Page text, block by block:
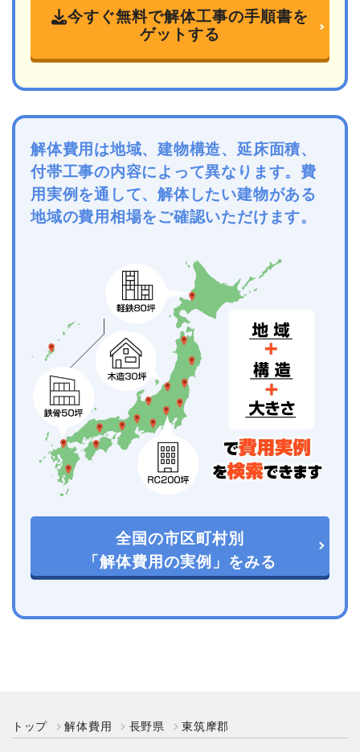
今すぐ無料で解体工事の手順書を
ゲットする
解体費用は地域、建物構造、延床面積、
付帯工事の内容によって異なります。費
用実例を通して、解体したい建物がある
地域の費用相場をご確認いただけます。
全国の市区町村別
「解体費用の実例」をみる
トップ 解体費用 長野県 東筑摩郡